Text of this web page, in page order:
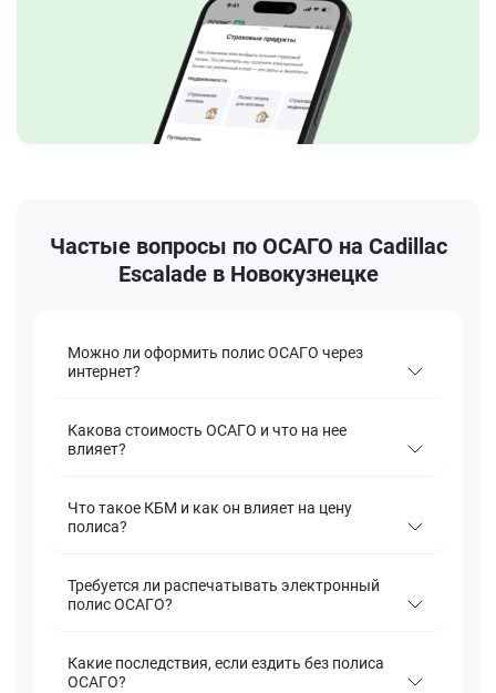
Частые вопросы по ОСАГО на Cadillac
Escalade в Новокузнецке
Можно ли оформить полис ОСАГО через
интернет?
Какова стоимость ОСАГО и что на нее
влияет?
Что такое КБМ и как он влияет на цену
полиса?
Требуется ли распечатывать электронный
полис ОСАГО?
Какие последствия, если ездить без полиса
ОСАГО?